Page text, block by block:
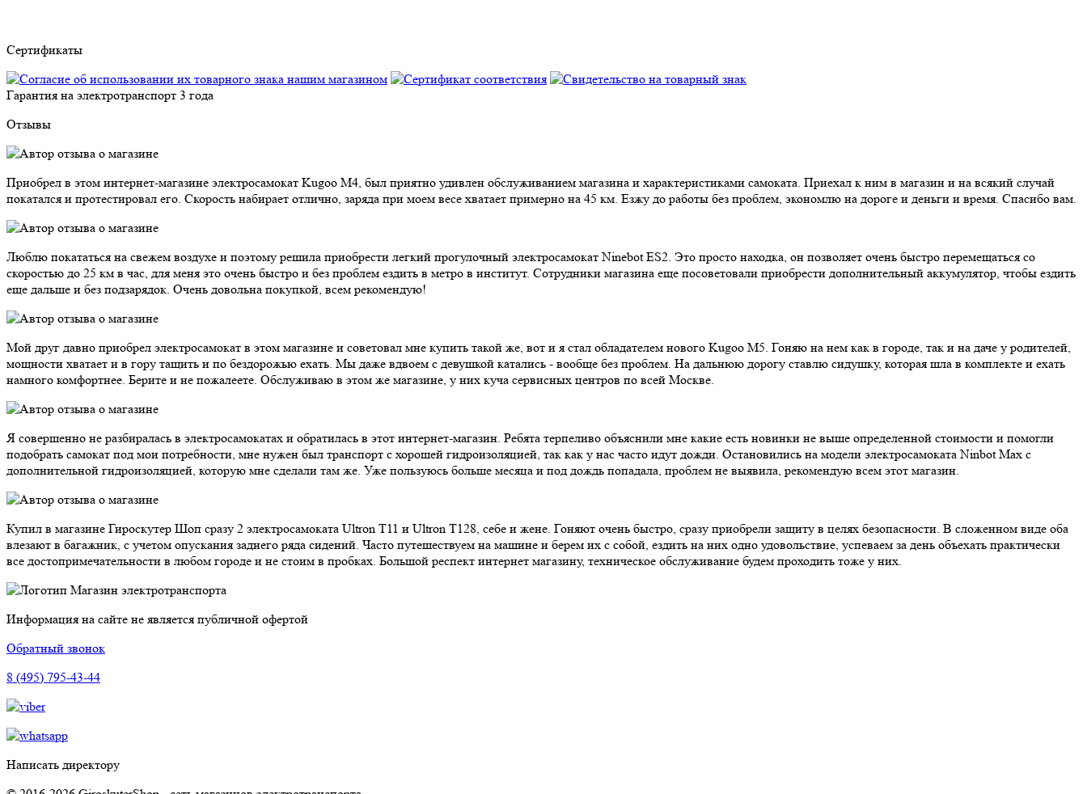
Сертификаты
Гарантия на электротранспорт 3 года
Отзывы
Приобрел в этом интернет-магазине электросамокат Kugoo M4, был приятно удивлен обслуживанием магазина и характеристиками самоката. Приехал к ним в магазин и на всякий случай
покатался и протестировал его. Скорость набирает отлично, заряда при моем весе хватает примерно на 45 км. Езжу до работы без проблем, экономлю на дороге и деньги и время. Спасибо вам.
Люблю покататься на свежем воздухе и поэтому решила приобрести легкий прогулочный электросамокат Ninebot ES2. Это просто находка, он позволяет очень быстро перемещаться со
скоростью до 25 км в час, для меня это очень быстро и без проблем ездить в метро в институт. Сотрудники магазина еще посоветовали приобрести дополнительный аккумулятор, чтобы ездить
еще дальше и без подзарядок. Очень довольна покупкой, всем рекомендую!
Мой друг давно приобрел электросамокат в этом магазине и советовал мне купить такой же, вот и я стал обладателем нового Kugoo M5. Гоняю на нем как в городе, так и на даче у родителей,
мощности хватает и в гору тащить и по бездорожью ехать. Мы даже вдвоем с девушкой катались - вообще без проблем. На дальнюю дорогу ставлю сидушку, которая шла в комплекте и ехать
намного комфортнее. Берите и не пожалеете. Обслуживаю в этом же магазине, у них куча сервисных центров по всей Москве.
Я совершенно не разбиралась в электросамокатах и обратилась в этот интернет-магазин. Ребята терпеливо объяснили мне какие есть новинки не выше определенной стоимости и помогли
подобрать самокат под мои потребности, мне нужен был транспорт с хорошей гидроизоляцией, так как у нас часто идут дожди. Остановились на модели электросамоката Ninbot Max с
дополнительной гидроизоляцией, которую мне сделали там же. Уже пользуюсь больше месяца и под дождь попадала, проблем не выявила, рекомендую всем этот магазин.
Купил в магазине Гироскутер Шоп сразу 2 электросамоката Ultron T11 и Ultron T128, себе и жене. Гоняют очень быстро, сразу приобрели защиту в целях безопасности. В сложенном виде оба
влезают в багажник, с учетом опускания заднего ряда сидений. Часто путешествуем на машине и берем их с собой, ездить на них одно удовольствие, успеваем за день объехать практически
все достопримечательности в любом городе и не стоим в пробках. Большой респект интернет магазину, техническое обслуживание будем проходить тоже у них.
Магазин электротранспорта
Информация на сайте не является публичной офертой
Обратный звонок
8 (495) 795-43-44
Написать директору